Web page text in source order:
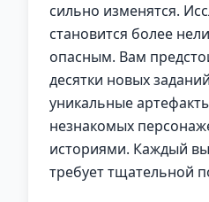
сильно изменятся.
становится более
опасным. Вам
десятки новых
уникальные
незнакомых
историями. Каждый
требует тщательной